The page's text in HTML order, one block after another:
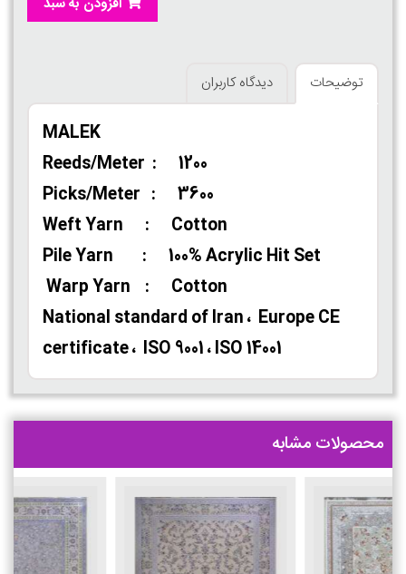
توضیحات دیدگاه کاربران
MALEK
Reeds/Meter : 1200
Picks/Meter : 3600
Weft Yarn : Cotton
Pile Yarn : 100% Acrylic Hit Set
Warp Yarn : Cotton
National standard of Iran ، Europe CE
certificate ، ISO 9001 ، ISO 14001
محصولات مشابه